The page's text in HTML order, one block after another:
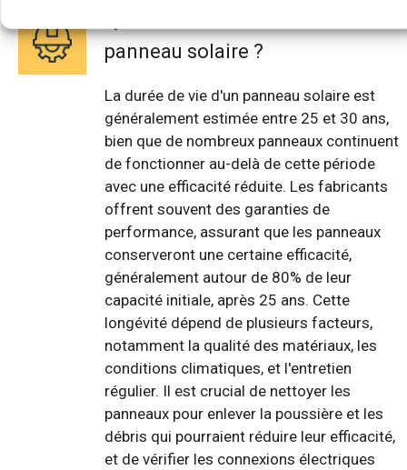
panneau solaire ?
La durée de vie d'un panneau solaire est
généralement estimée entre 25 et 30 ans,
bien que de nombreux panneaux continuent
de fonctionner au-delà de cette période
avec une efficacité réduite. Les fabricants
offrent souvent des garanties de
performance, assurant que les panneaux
conserveront une certaine efficacité,
généralement autour de 80% de leur
capacité initiale, après 25 ans. Cette
longévité dépend de plusieurs facteurs,
notamment la qualité des matériaux, les
conditions climatiques, et l'entretien
régulier. Il est crucial de nettoyer les
panneaux pour enlever la poussière et les
débris qui pourraient réduire leur efficacité,
et de vérifier les connexions électriques